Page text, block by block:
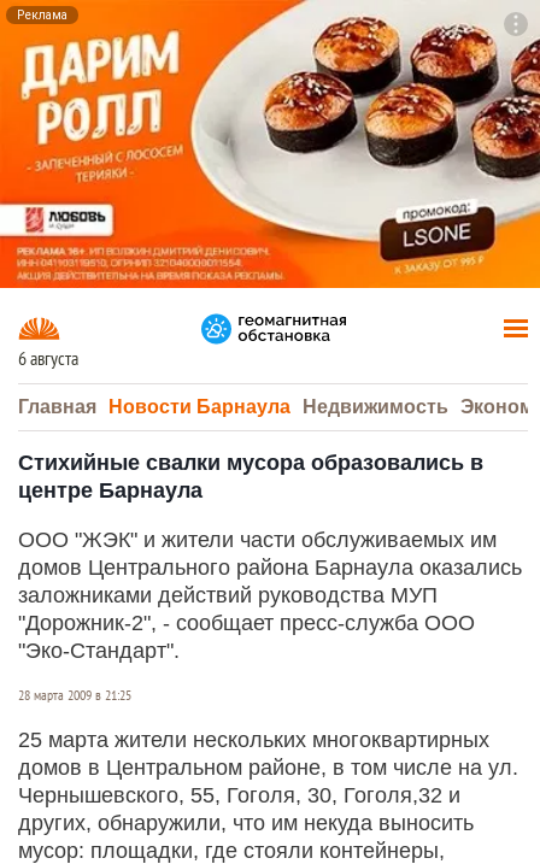
Реклама
6 августа
Главная Новости Барнаула Недвижимость
Стихийные свалки мусора образовались в
центре Барнаула
ООО "ЖЭК" и жители части обслуживаемых им
домов Центрального района Барнаула оказались
заложниками действий руководства МУП
"Дорожник-2", - сообщает пресс-служба ООО
"Эко-Стандарт".
28 марта 2009 в 21:25
25 марта жители нескольких многоквартирных
домов в Центральном районе, в том числе на ул.
Чернышевского, 55, Гоголя, 30, Гоголя,32 и
других, обнаружили, что им некуда выносить
мусор: площадки, где стояли контейнеры,